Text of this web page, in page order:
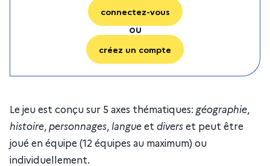
connectez-vous
ou
créez un compte
Le jeu est conçu sur 5 axes thématiques: géographie,
histoire,personnages, langueet diverset peut être
joué en équipe (12 équipes au maximum) ou
individuellement.